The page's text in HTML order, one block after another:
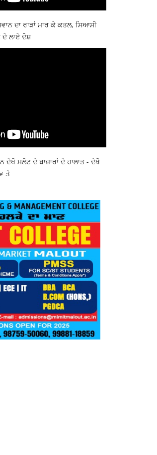
ਦਾ ਰਾੜਾਂ ਮਾਰ ਕੇ ਕਤਲ, ਸਿਆਸੀ
ਦੇ ਲਾਏ ਦੋਸ਼
ਦੇਖੋ ਮਲੋਟ ਦੇ ਬਾਜ਼ਾਰਾਂ ਦੇ ਹਾਲਾਤ - ਦੇਖੋ
ਤੇ